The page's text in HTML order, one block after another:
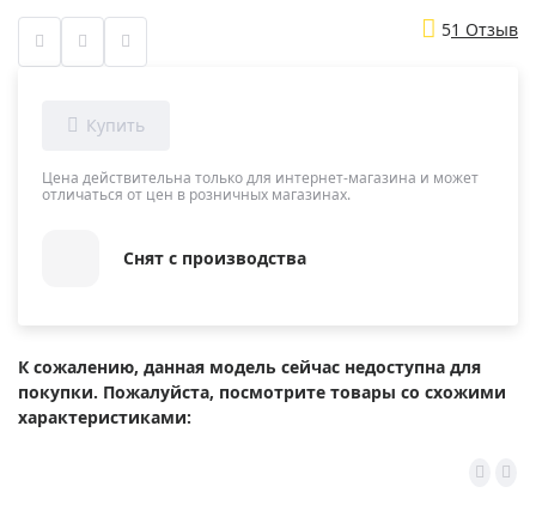
51 Отзыв
Цена действительна только для интернет-магазина и может
отличаться от цен в розничных магазинах.
Снят с производства
К сожалению, данная модель сейчас недоступна для
покупки. Пожалуйста, посмотрите товары со схожими
характеристиками: